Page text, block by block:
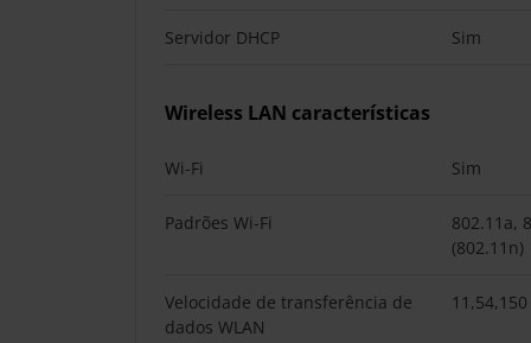
Servidor DHCP Sim
Wireless LAN características
Wi-Fi Sim
Padrões Wi-Fi
802.11a,
(802.11n)
Velocidade de transferência de
dados WLAN